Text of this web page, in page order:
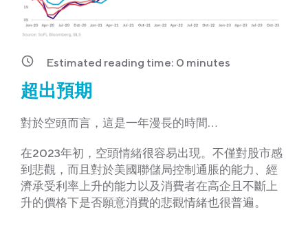
Estimated reading time: 0 minutes
超出預期
對於空頭而言，這是一年漫長的時間…
在2023年初，空頭情緒很容易出現。不僅對股市感
到悲觀，而且對於美國聯儲局控制通脹的能力、經
濟承受利率上升的能力以及消費者在高企且不斷上
升的價格下是否願意消費的悲觀情緒也很普遍。